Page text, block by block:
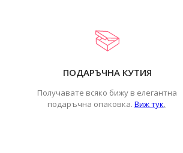
ПОДАРЪЧНА КУТИЯ
Получавате всяко бижу в елегантна
подаръчна опаковка. Виж тук.